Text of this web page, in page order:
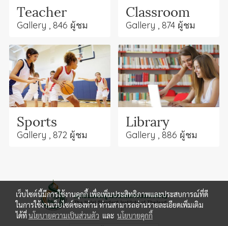
Teacher
Gallery , 846 ผู้ชม
Classroom
Gallery , 874 ผู้ชม
Sports
Gallery , 872 ผู้ชม
Library
Gallery , 886 ผู้ชม
เว็บไซต์นี้มีการใช้งานคุกกี้ เพื่อเพิ่มประสิทธิภาพและประสบการณ์ที่ดี
ในการใช้งานเว็บไซต์ของท่าน ท่านสามารถอ่านรายละเอียดเพิ่มเติม
ได้ที่นโยบายความเป็นส่วนตัว และ นโยบายคุกกี้